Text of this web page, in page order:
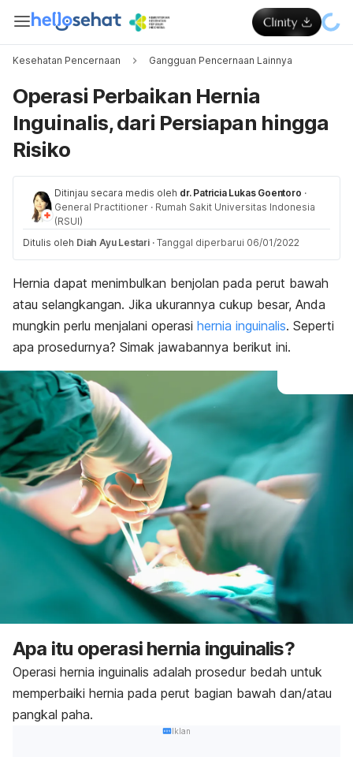
Kesehatan Pencernaan Gangguan Pencernaan Lainnya
Operasi Perbaikan Hernia
Inguinalis, dari Persiapan hingga
Risiko
Ditinjau secara medis oleh dr. Patricia Lukas Goentoro ·
General Practitioner · Rumah Sakit Universitas Indonesia
(RSUI)
Ditulis oleh Diah Ayu Lestari · Tanggal diperbarui 06/01/2022
Hernia dapat menimbulkan benjolan pada perut bawah
atau selangkangan. Jika ukurannya cukup besar, Anda
mungkin perlu menjalani operasi hernia inguinalis. Seperti
apa prosedurnya? Simak jawabannya berikut ini.
Apa itu operasi hernia inguinalis?
Operasi hernia inguinalis adalah prosedur bedah untuk
memperbaiki hernia pada perut bagian bawah dan/atau
pangkal paha.
Iklan